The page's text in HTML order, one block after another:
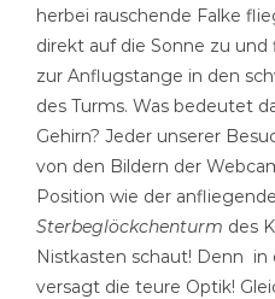
herbei rauschende Falke
direkt auf die Sonne zu
zur Anflugstange in den
des Turms. Was bedeutet
Gehirn? Jeder unserer
von den Bildern der
Position wie der
Sterbeglöckchenturm des
Nistkasten schaut! Denn
versagt die teure Optik!